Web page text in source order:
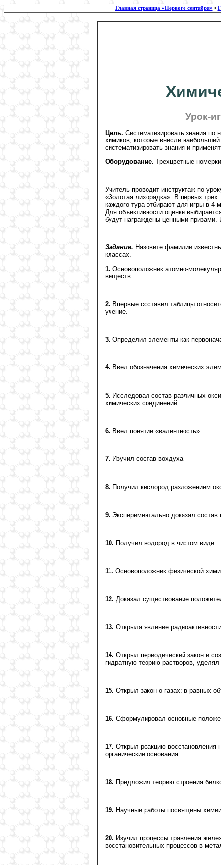
Главная страница «Первого сентября» •
Урок-
Цель. Систематизировать знания по
химиков, которые внесли
систематизировать знания и
Оборудование. Трехцветные
Учитель проводит инструктаж по
«Золотая лихорадка». В первых
каждого тура отбирают для игры в 4-
Для объективности оценки
будут награждены ценными призами.
Задание. Назовите фамилии
классах.
1. Основоположник атомно-
веществ.
2. Впервые составил таблицы
учение.
3. Определил элементы как
4. Ввел обозначения химических
5. Исследовал состав различных
химических соединений.
6. Ввел понятие «валентность».
7. Изучил состав вохдуха.
8. Получил кислород разложением
9. Экспериментально доказал
10. Получил водород в чистом виде.
11. Основоположник физической
12. Доказал существование
13. Открыла явление
14. Открыл периодический закон и
гидратную теорию растворов,
15. Открыл закон о газах: в равных
16. Сформулировал основные
17. Открыл реакцию восстановления
органические основания.
18. Предложил теорию строения
19. Научные работы посвящены
20. Изучил процессы травления
восстановительных процессов в